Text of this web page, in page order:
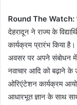
Round The Watch:
देहरादून ने राज्य के
कार्यक्रम प्रारंभ किया
अवसर पर अपने संबोधन में
नवाचार आदि को बढ़ाने के
ओरिएंटेशन कार्यक्रम
आधारभूत ज्ञान के साथ साथ